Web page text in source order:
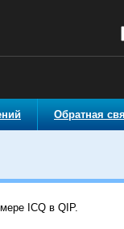
Обратная
ICQ в QIP.